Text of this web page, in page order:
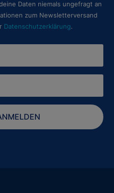
Daten niemals ungefragt an
zum Newsletterversand
Datenschutzerklärung.